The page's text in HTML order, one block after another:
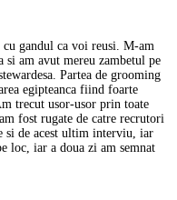
gandul ca voi reusi. M-am
am avut mereu zambetul pe
Partea de grooming
egipteanca fiind foarte
trecut usor-usor prin toate
fost rugate de catre recrutori
si de acest ultim interviu, iar
loc, iar a doua zi am semnat